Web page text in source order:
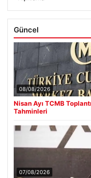
Güncel
08/08/2026
Nisan Ayı TCMB
Tahminleri
07/08/2026